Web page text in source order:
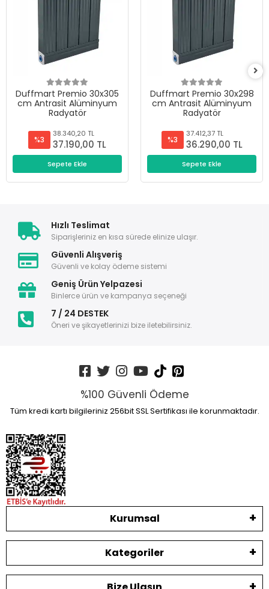
Duffmart Premio 30x305
cm Antrasit Alüminyum
Radyatör
%3
38.340,20 TL
37.190,00 TL
Sepete Ekle
Duffmart Premio 30x298
cm Antrasit Alüminyum
Radyatör
%3
37.412,37 TL
36.290,00 TL
Sepete Ekle
Hızlı Teslimat
Siparişleriniz en kısa sürede elinize ulaşır.
Güvenli Alışveriş
Güvenli ve kolay ödeme sistemi
Geniş Ürün Yelpazesi
Binlerce ürün ve kampanya seçeneği
7 / 24 DESTEK
Öneri ve şikayetlerinizi bize iletebilirsiniz.
%100 Güvenli Ödeme
Tüm kredi kartı bilgileriniz 256bit SSL Sertifikası ile korunmaktadır.
Kurumsal
Kategoriler